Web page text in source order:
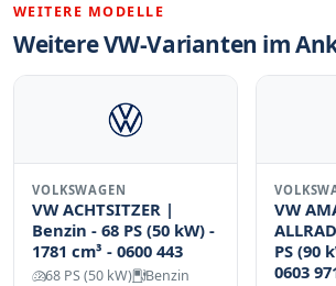
WEITERE MODELLE
Weitere VW-Varianten im
VOLKSWAGEN
VW ACHTSITZER |
Benzin - 68 PS (50 kW) -
1781 cm³ - 0600 443
68 PS (50 kW) Benzin
VW
PS (90
0603